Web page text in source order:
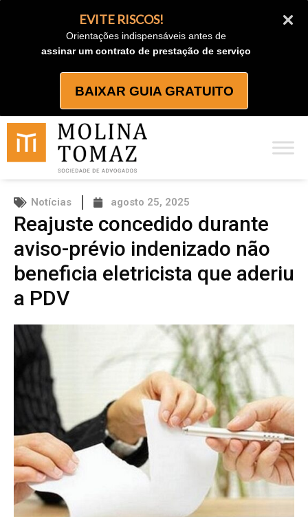
EVITE RISCOS!
Orientações indispensáveis antes de
assinar um contrato de prestação de serviço
BAIXAR GUIA GRATUITO
Notícias agosto 25, 2025
Reajuste concedido durante
aviso-prévio indenizado não
beneficia eletricista que aderiu
a PDV